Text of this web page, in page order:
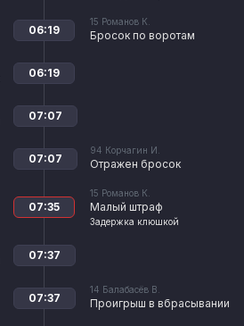
15 Романов К.
Бросок по воротам
06:19
06:19
07:07
94 Корчагин И.
Отражен бросок
07:07
15 Романов К.
Малый штраф
Задержка клюшкой
07:35
07:37
14 Балабасёв В.
Проигрыш в вбрасывании
07:37